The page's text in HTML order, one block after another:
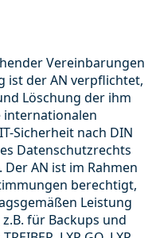
Vereinbarungen
ist der AN verpflichtet,
Löschung der ihm
internationalen
Sicherheit nach DIN
Datenschutzrechts
Der AN ist im Rahmen
berechtigt,
Leistung
für Backups und